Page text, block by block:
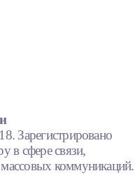
Зарегистрировано
в сфере связи,
коммуникаций.